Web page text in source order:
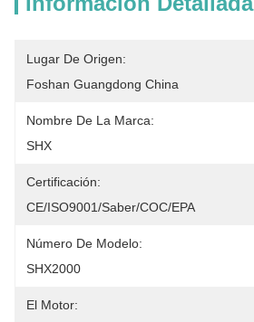
Lugar De Origen:
Foshan Guangdong China
Nombre De La Marca:
SHX
Certificación:
CE/ISO9001/Saber/COC/EPA
Número De Modelo:
SHX2000
El Motor: